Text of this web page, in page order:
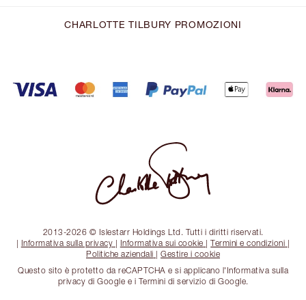
CHARLOTTE TILBURY PROMOZIONI
2013-2026 © Islestarr Holdings Ltd. Tutti i diritti riservati.
| Informativa sulla privacy | Informativa sui cookie |Termini e condizioni |
Politiche aziendali | Gestire i cookie
Questo sito è protetto da reCAPTCHA e si applicano l'Informativa sulla
privacy di Google e i Termini di servizio di Google.